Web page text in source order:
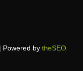
| Powered by theSEO